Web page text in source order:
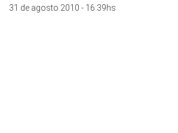
31 de agosto 2010 - 16:39hs